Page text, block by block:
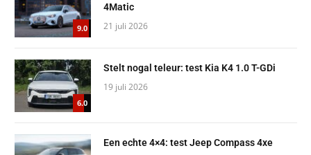
9.0
4Matic
21 juli 2026
6.0
Stelt nogal teleur: test Kia K4 1.0 T-GDi
19 juli 2026
Een echte 4×4: test Jeep Compass 4xe